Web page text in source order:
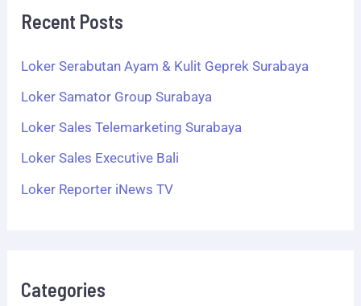
Recent Posts
Loker Serabutan Ayam & Kulit Geprek Surabaya
Loker Samator Group Surabaya
Loker Sales Telemarketing Surabaya
Loker Sales Executive Bali
Loker Reporter iNews TV
Categories